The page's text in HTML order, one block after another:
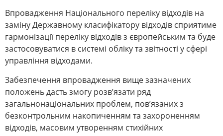
Впровадження Національного переліку відходів на
заміну Державному класифікатору відходів сприятиме
гармонізації переліку відходів з європейським та буде
застосовуватися в системі обліку та звітності у сфері
управління відходами.
Забезпечення впровадження вище зазначених
положень дасть змогу розв’язати ряд
загальнонаціональних проблем, пов’язаних з
безконтрольним накопиченням та захороненням
відходів, масовим утворенням стихійних